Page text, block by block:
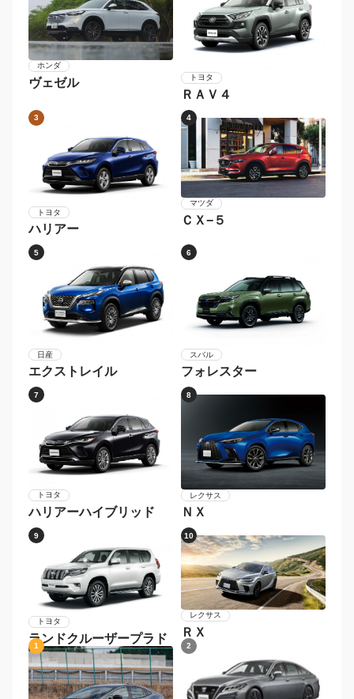
ホンダ
ヴェゼル トヨタ
ＲＡＶ４
3
トヨタ
ハリアー
4
マツダ
ＣＸ−５
5
日産
エクストレイル
6
スバル
フォレスター
7
トヨタ
ハリアーハイブリッド
8
レクサス
ＮＸ
9
トヨタ
ランドクルーザープラド
10
レクサス
ＲＸ
1 2